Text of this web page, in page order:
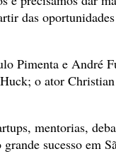
das
Pimenta e André
o ator
mentorias,
sucesso em